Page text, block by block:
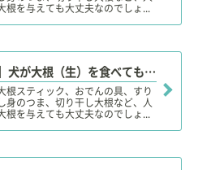
根を与えても大丈夫なのでしょ...
【獣医師監修】犬が大根（生）を食べても大丈夫？葉は？茹でた方が良い？メリットや適量、注意点！
根スティック、おでんの具、すり
身のつま、切り干し大根など、人
根を与えても大丈夫なのでしょ...